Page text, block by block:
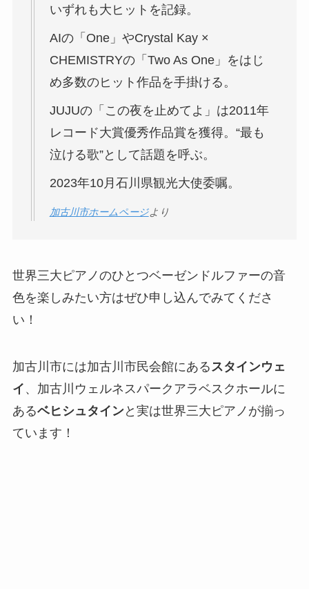
いずれも大ヒットを記録。
AIの「One」やCrystal Kay ×
CHEMISTRYの「Two As One」をはじ
め多数のヒット作品を手掛ける。
JUJUの「この夜を止めてよ」は2011年
レコード大賞優秀作品賞を獲得。“最も
泣ける歌”として話題を呼ぶ。
2023年10月石川県観光大使委嘱。
加古川市ホームページより
世界三大ピアノのひとつベーゼンドルファーの音
色を楽しみたい方はぜひ申し込んでみてくださ
い！
加古川市には加古川市民会館にある スタインウェ
イ 、加古川ウェルネスパークアラベスクホールに
あるベヒシュタインと実は世界三大ピアノが揃っ
ています！